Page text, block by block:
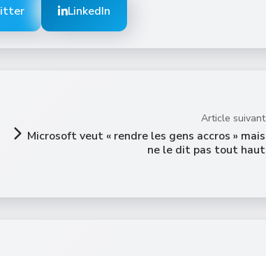
LinkedIn
Article suivant
Microsoft veut « rendre les gens accros » mais
ne le dit pas tout haut